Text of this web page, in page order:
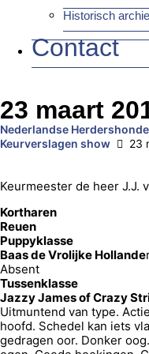
Historisch
Contact
23 maart
Nederlandse
Keurverslagen show
23
Keurmeester de heer J.J.
Kortharen
Reuen
Puppyklasse
Baas de Vrolijke Hollande
Absent
Tussenklasse
Jazzy James of Crazy
Uitmuntend van type.
hoofd. Schedel kan iets
gedragen oor. Donker